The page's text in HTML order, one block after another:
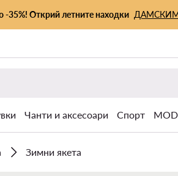
-35%! Открий летните находки ДАМСКИ
Чанти и аксесоари Спорт
Зимни якета